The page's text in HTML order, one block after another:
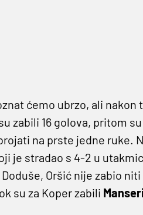
ćemo ubrzo, ali nakon
zabili 16 golova, pritom
na prste jedne ruke.
je stradao s 4-2 u
. Doduše, Oršić nije zabio
su za Koper zabili Manseri